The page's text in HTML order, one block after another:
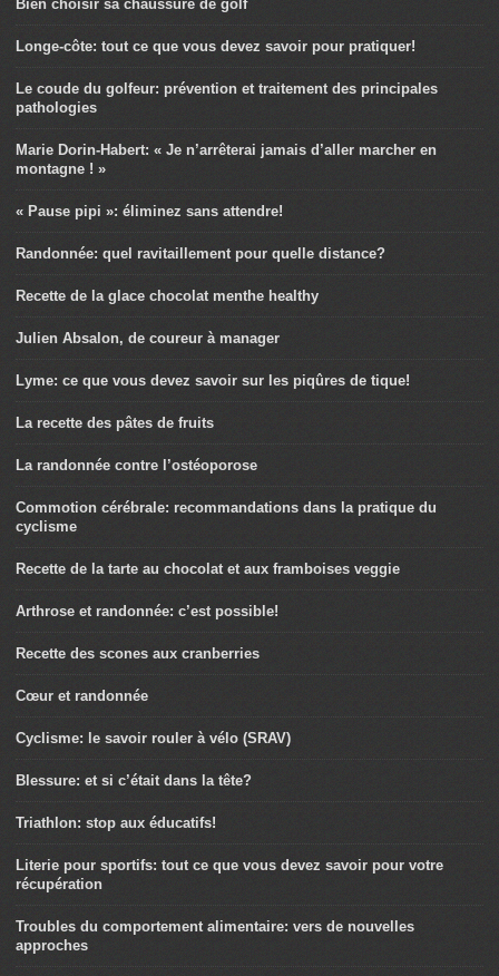
Bien choisir sa chaussure de golf
Longe-côte: tout ce que vous devez savoir pour pratiquer!
Le coude du golfeur: prévention et traitement des principales
pathologies
Marie Dorin-Habert: « Je n’arrêterai jamais d’aller marcher en
montagne ! »
« Pause pipi »: éliminez sans attendre!
Randonnée: quel ravitaillement pour quelle distance?
Recette de la glace chocolat menthe healthy
Julien Absalon, de coureur à manager
Lyme: ce que vous devez savoir sur les piqûres de tique!
La recette des pâtes de fruits
La randonnée contre l’ostéoporose
Commotion cérébrale: recommandations dans la pratique du
cyclisme
Recette de la tarte au chocolat et aux framboises veggie
Arthrose et randonnée: c’est possible!
Recette des scones aux cranberries
Cœur et randonnée
Cyclisme: le savoir rouler à vélo (SRAV)
Blessure: et si c’était dans la tête?
Triathlon: stop aux éducatifs!
Literie pour sportifs: tout ce que vous devez savoir pour votre
récupération
Troubles du comportement alimentaire: vers de nouvelles
approches